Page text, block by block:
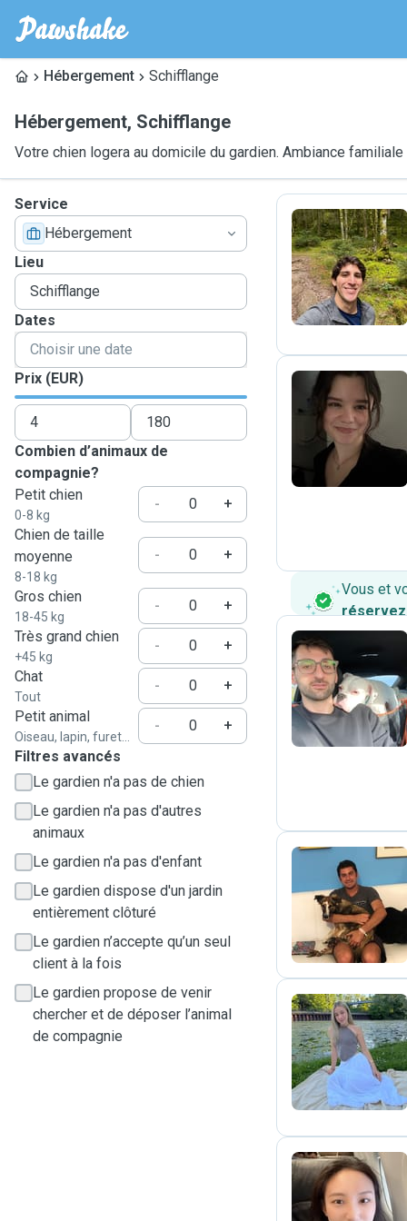
Hébergement Schifflange
Hébergement, Schifflange
Votre chien logera au domicile du gardien. Ambiance familiale
Service
Hébergement
Lieu
Dates
Prix (EUR)
Combien d’animaux de
compagnie?
Petit chien
0-8 kg
-
+
Chien de taille
moyenne
8-18 kg
- +
Gros chien
18-45 kg
-
+
Très grand chien
+45 kg
-
+
Chat
Tout
-
+
Petit animal
Oiseau, lapin, furet...
-
+
Filtres avancés
Le gardien n'a pas de chien
Le gardien n'a pas d'autres
animaux
Le gardien n'a pas d'enfant
Le gardien dispose d'un jardin
entièrement clôturé
Le gardien n’accepte qu’un seul
client à la fois
Le gardien propose de venir
chercher et de déposer l’animal
de compagnie
R
C
Vous et
réservez
Y
P
V
A